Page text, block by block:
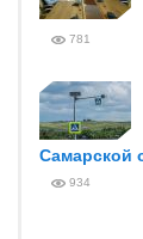
781
Самарской
934